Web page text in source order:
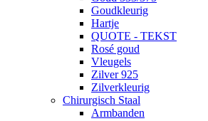
Goudkleurig
Hartje
QUOTE - TEKST
Rosé goud
Vleugels
Zilver 925
Zilverkleurig
Chirurgisch Staal
Armbanden